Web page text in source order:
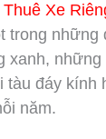
Xe
trong những
xanh,
tàu đáy
năm.